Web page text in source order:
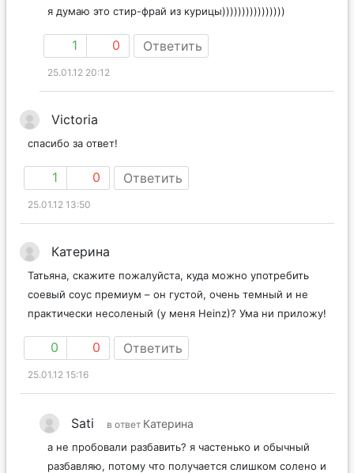
я думаю это стир-фрай из курицы))))))))))))))))
1 0 Ответить
25.01.12 20:12
Victoria
спасибо за ответ!
1 0 Ответить
25.01.12 13:50
Катерина
Татьяна, скажите пожалуйста, куда можно употребить
соевый соус премиум – он густой, очень темный и не
практически несоленый (у меня Heinz)? Ума ни приложу!
0 0 Ответить
25.01.12 15:16
Sati в ответ Катерина
а не пробовали разбавить? я частенько и обычный
разбавляю, потому что получается слишком солено и